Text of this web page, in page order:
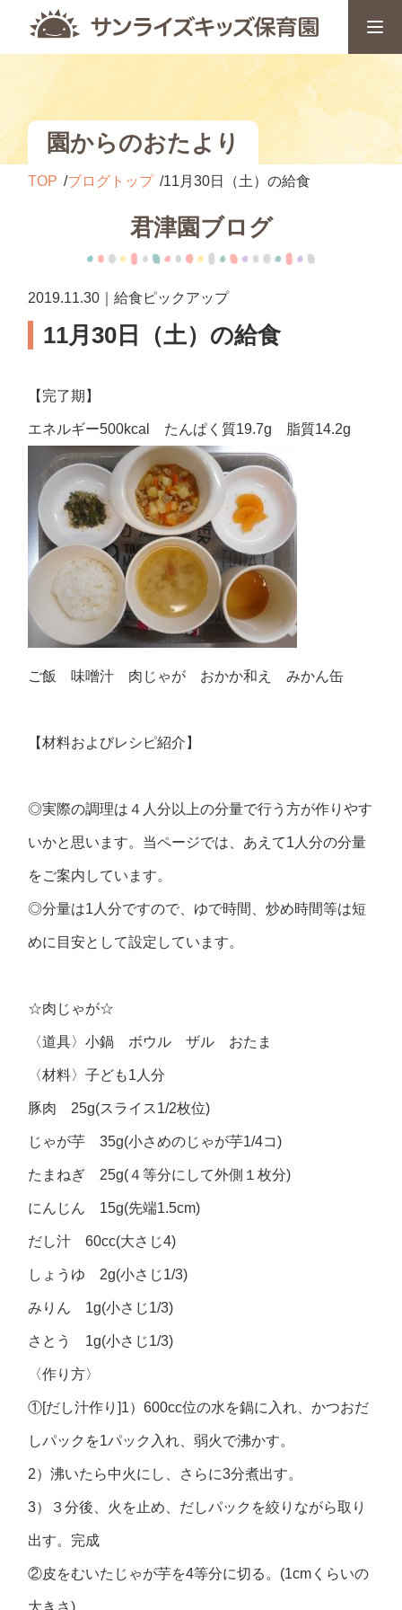
園からのおたより
TOP ブログトップ 11月30日（土）の給食
君津園ブログ
2019.11.30｜給食ピックアップ
11月30日（土）の給食
【完了期】
エネルギー500kcal たんぱく質19.7g 脂質14.2g
ご飯 味噌汁 肉じゃが おかか和え みかん缶
【材料およびレシピ紹介】
◎実際の調理は４人分以上の分量で行う方が作りやす
いかと思います。当ページでは、あえて1人分の分量
をご案内しています。
◎分量は1人分ですので、ゆで時間、炒め時間等は短
めに目安として設定しています。
☆肉じゃが☆
〈道具〉小鍋 ボウル ザル おたま
〈材料〉子ども1人分
豚肉 25g(スライス1/2枚位)
じゃが芋 35g(小さめのじゃが芋1/4コ)
たまねぎ 25g(４等分にして外側１枚分)
にんじん 15g(先端1.5cm)
だし汁 60cc(大さじ4)
しょうゆ 2g(小さじ1/3)
みりん 1g(小さじ1/3)
さとう 1g(小さじ1/3)
〈作り方〉
①[だし汁作り]1）600cc位の水を鍋に入れ、かつおだ
しパックを1パック入れ、弱火で沸かす。
2）沸いたら中火にし、さらに3分煮出す。
3）３分後、火を止め、だしパックを絞りながら取り
出す。完成
②皮をむいたじゃが芋を4等分に切る。(1cmくらいの
大きさ)